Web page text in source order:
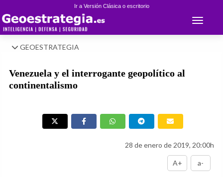
Ir a Versión Clásica o escritorio
Toggle
GEOESTRATEGIA
Venezuela y el interrogante geopolítico al
continentalismo
28 de enero de 2019, 20:00h
A+ a-